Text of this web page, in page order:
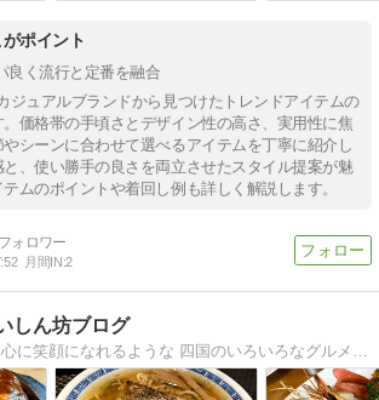
ポイント
良く流行と定番を融合
ジュアルブランドから見つけたトレンドアイテムの
価格帯の手頃さとデザイン性の高さ、実用性に焦
シーンに合わせて選べるアイテムを丁寧に紹介し
、使い勝手の良さを両立させたスタイル提案が魅
ムのポイントや着回し例も詳しく解説します。
52 月間IN:2
しん坊ブログ
徳島(阿波)を中心に笑顔になれるような 四国のいろいろなグルメやお店、 今話題の商品をご紹介いたします！ たまには趣味の事も書きますが、 宜しくお願い致します。